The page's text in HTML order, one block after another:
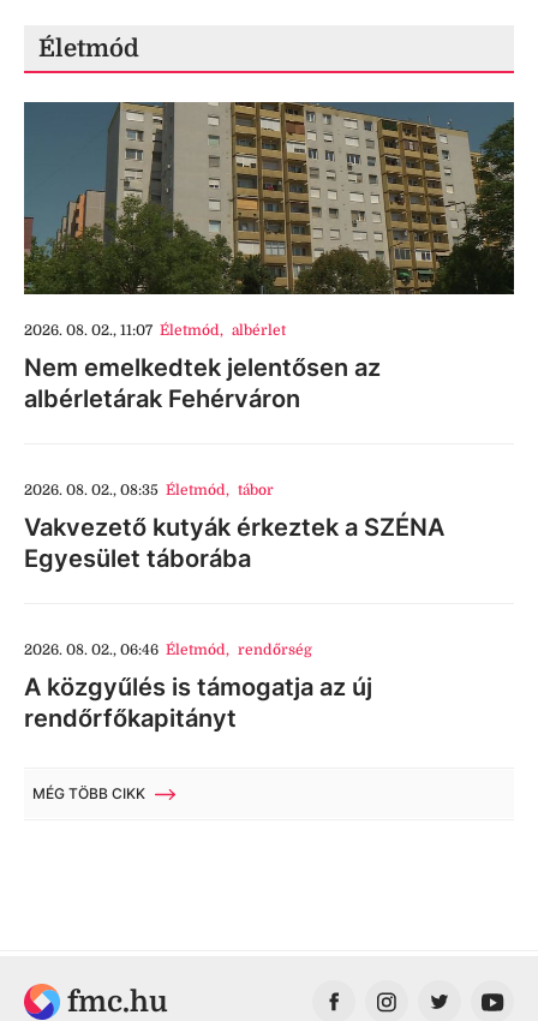
Életmód
2026. 08. 02., 11:07 Életmód, albérlet
Nem emelkedtek jelentősen az
albérletárak Fehérváron
2026. 08. 02., 08:35 Életmód, tábor
Vakvezető kutyák érkeztek a SZÉNA
Egyesület táborába
2026. 08. 02., 06:46 Életmód, rendőrség
A közgyűlés is támogatja az új
rendőrfőkapitányt
MÉG TÖBB CIKK
fmc.hu